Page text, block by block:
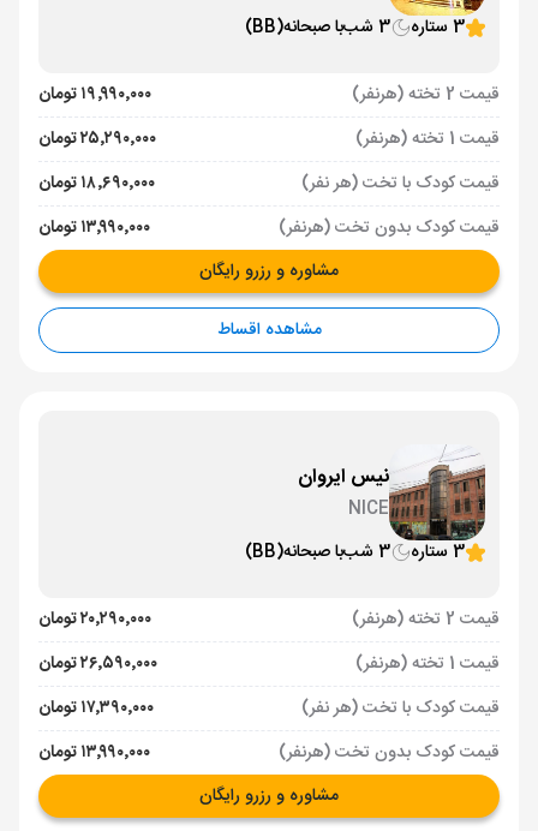
3 ستاره
3 شب با صبحانه(BB)
قیمت 2 تخته (هرنفر)
۱۹٬۹۹۰٬۰۰۰ تومان
قیمت 1 تخته (هرنفر)
۲۵٬۲۹۰٬۰۰۰ تومان
قیمت کودک با تخت (هر نفر)
۱۸٬۶۹۰٬۰۰۰ تومان
قیمت کودک بدون تخت (هرنفر)
۱۳٬۹۹۰٬۰۰۰ تومان
مشاوره و رزرو رایگان
مشاهده اقساط
نیس ایروان
NICE
3 ستاره
3 شب با صبحانه(BB)
قیمت 2 تخته (هرنفر)
۲۰٬۲۹۰٬۰۰۰ تومان
قیمت 1 تخته (هرنفر)
۲۶٬۵۹۰٬۰۰۰ تومان
قیمت کودک با تخت (هر نفر)
۱۷٬۳۹۰٬۰۰۰ تومان
قیمت کودک بدون تخت (هرنفر)
۱۳٬۹۹۰٬۰۰۰ تومان
مشاوره و رزرو رایگان